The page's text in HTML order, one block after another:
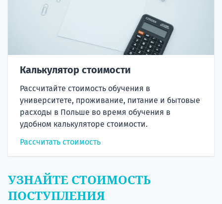
Калькулятор стоимости
Рассчитайте стоимость обучения в
университете, проживание, питание и бытовые
расходы в Польше во время обучения в
удобном калькуляторе стоимости.
Рассчитать стоимость
УЗНАЙТЕ СТОИМОСТЬ
ПОСТУПЛЕНИЯ